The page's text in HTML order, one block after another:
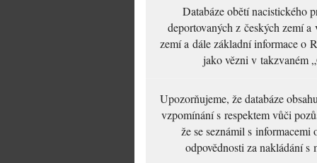
Databáze obětí nacistického
deportovaných z českých zemí
zemí a dále základní informace o
jako vězni v takzvaném
Upozorňujeme, že databáze
vzpomínání s respektem vůči
že se seznámil s
odpovědnosti za nakládání